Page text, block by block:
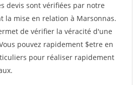
devis sont vérifiées par notre
la mise en relation à Marsonnas.
de vérifier la véracité d'une
pouvez rapidement $etre en
pour réaliser rapidement